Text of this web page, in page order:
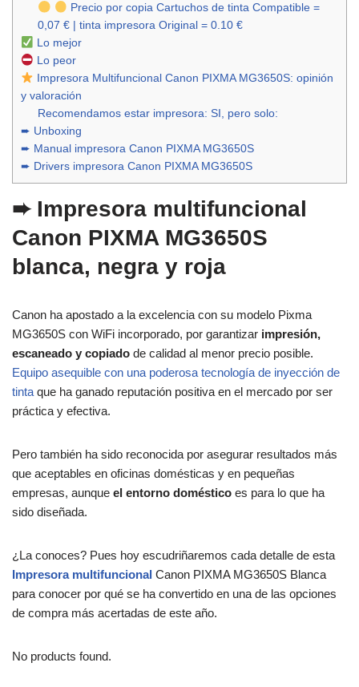
Precio por copia Cartuchos de tinta Compatible =
0,07 € | tinta impresora Original = 0.10 €
Lo mejor
Lo peor
Impresora Multifuncional Canon PIXMA MG3650S: opinión
y valoración
Recomendamos estar impresora: SI, pero solo:
➨ Unboxing
➨ Manual impresora Canon PIXMA MG3650S
➨ Drivers impresora Canon PIXMA MG3650S
➨ Impresora multifuncional
Canon PIXMA MG3650S
blanca, negra y roja
Canon ha apostado a la excelencia con su modelo Pixma
MG3650S con WiFi incorporado, por garantizar impresión,
escaneado y copiado de calidad al menor precio posible.
Equipo asequible con una poderosa tecnología de inyección de
tinta que ha ganado reputación positiva en el mercado por ser
práctica y efectiva.
Pero también ha sido reconocida por asegurar resultados más
que aceptables en oficinas domésticas y en pequeñas
empresas, aunque el entorno doméstico es para lo que ha
sido diseñada.
¿La conoces? Pues hoy escudriñaremos cada detalle de esta
Impresora multifuncional Canon PIXMA MG3650S Blanca
para conocer por qué se ha convertido en una de las opciones
de compra más acertadas de este año.
No products found.